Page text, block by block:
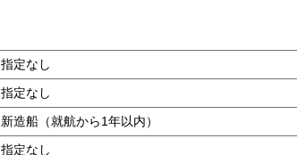
指定なし
指定なし
新造船（就航から1年以内）
指定なし